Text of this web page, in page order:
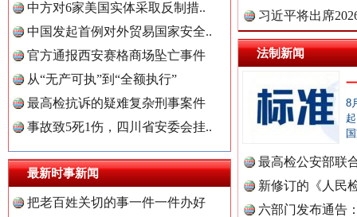
中方对6家美国实体采取反制措..
中国发起首例对外贸易国家安全..
官方通报西安赛格商场坠亡事件
从“无产可执”到“全额执行”
最高检抗诉的疑难复杂刑事案件
事故致5死1伤，四川省安委会挂..
最新时事新闻
把老百姓关切的事一件一件办好
习近平将出席
球治理..
法制新闻
8
最高检公安部联
周岁未..
新修订的《人民
布
六部门发布通告
“后车司机肯定在骂我” 全民健